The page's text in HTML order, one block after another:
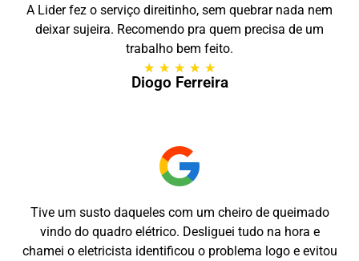
A Lider fez o serviço direitinho, sem quebrar nada nem
deixar sujeira. Recomendo pra quem precisa de um
trabalho bem feito.
★ ★ ★ ★ ★
Diogo Ferreira
Tive um susto daqueles com um cheiro de queimado
vindo do quadro elétrico. Desliguei tudo na hora e
chamei o eletricista identificou o problema logo e evitou